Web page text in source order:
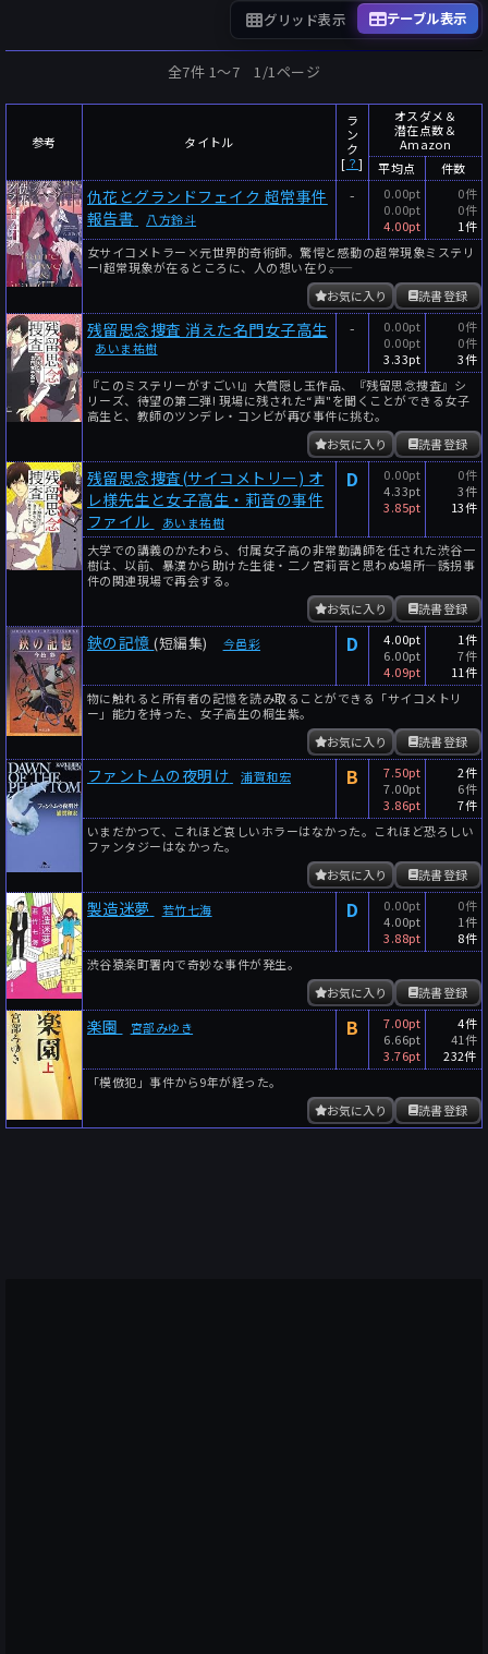
グリッド表示 テーブル表示
全7件 1〜7 1/1ページ
参考 タイトル
ラ
ン
ク
[ ？]
オスダメ＆
潜在点数＆
Amazon
平均点
件数
仇花とグランドフェイク 超常事件
報告書
八方鈴斗
-
0.00pt
0.00pt
4.00pt
0件
0件
1件
女サイコメトラー×元世界的奇術師。驚愕と感動の超常現象ミステリ
ー!超常現象が在るところに、人の想い在り――。
読書登録
お気に入り
残留思念捜査 消えた名門女子高生
あいま祐樹
-
0.00pt
0.00pt
3.33pt
0件
0件
3件
『このミステリーがすごい!』大賞隠し玉作品、『残留思念捜査』シ
リーズ、待望の第二弾! 現場に残された“声"を聞くことができる女子
高生と、教師のツンデレ・コンビが再び事件に挑む。
読書登録
お気に入り
残留思念捜査(サイコメトリー) オ
レ様先生と女子高生・莉音の事件
ファイル
あいま祐樹
D
0.00pt
4.33pt
3.85pt
0件
3件
13件
大学での講義のかたわら、付属女子高の非常勤講師を任された渋谷一
樹は、以前、暴漢から助けた生徒・二ノ宮莉音と思わぬ場所―誘拐事
件の関連現場で再会する。
読書登録
お気に入り
鋏の記憶 (短編集) 今邑彩 D
4.00pt
6.00pt
4.09pt
1件
7件
11件
物に触れると所有者の記憶を読み取ることができる「サイコメトリ
ー」能力を持った、女子高生の桐生紫。
読書登録
お気に入り
ファントムの夜明け 浦賀和宏 B
7.50pt
7.00pt
3.86pt
2件
6件
7件
いまだかつて、これほど哀しいホラーはなかった。これほど恐ろしい
ファンタジーはなかった。
読書登録
お気に入り
製造迷夢 若竹七海 D
0.00pt
4.00pt
3.88pt
0件
1件
8件
渋谷猿楽町署内で奇妙な事件が発生。
読書登録
お気に入り
楽園 宮部みゆき B
7.00pt
6.66pt
3.76pt
4件
41件
232件
「模倣犯」事件から9年が経った。
読書登録
お気に入り